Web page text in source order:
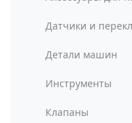
Датчики и
Детали машин
Инструменты
Клапаны